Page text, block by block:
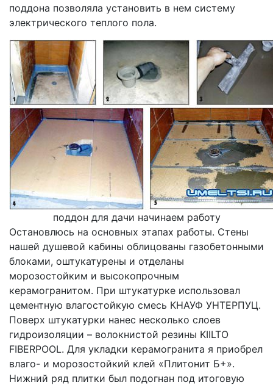
поддона позволяла установить в нем систему
электрического теплого пола.
поддон для дачи начинаем работу
Остановлюсь на основных этапах работы. Стены
нашей душевой кабины облицованы газобетонными
блоками, оштукатурены и отделаны
морозостойким и высокопрочным
керамогранитом. При штукатурке использовал
цементную влагостойкую смесь КНАУФ УНТЕРПУЦ.
Поверх штукатурки нанес несколько слоев
гидроизоляции – волокнистой резины KIILTO
FIBERPOOL. Для укладки керамогранита я приобрел
влаго- и морозостойкий клей «Плитонит Б+».
Нижний ряд плитки был подогнан под итоговую